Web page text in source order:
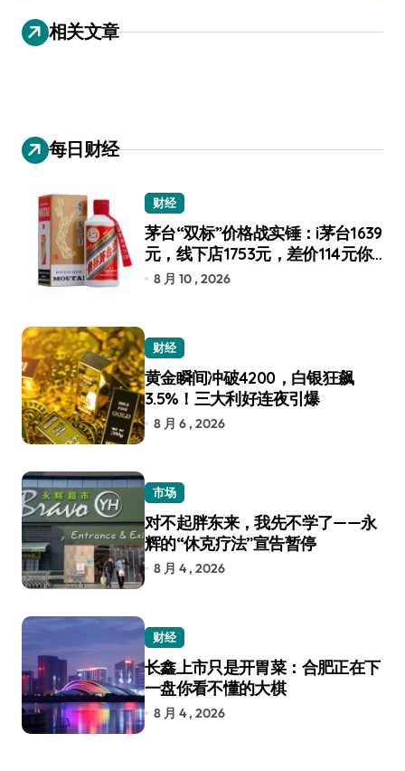
导
航 相关文章
每日财经
财经
茅台“双标”价格战实锤：i茅台1639
元，线下店1753元，差价114元你
选谁？
8 月 10 , 2026
财经
黄金瞬间冲破4200，白银狂飙
3.5%！三大利好连夜引爆
8 月 6 , 2026
市场
对不起胖东来，我先不学了——永
辉的“休克疗法”宣告暂停
8 月 4 , 2026
财经
长鑫上市只是开胃菜：合肥正在下
一盘你看不懂的大棋
8 月 4 , 2026